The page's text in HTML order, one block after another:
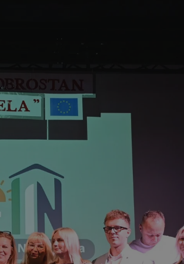
Ten plik cookie przechowuje identyfikator sesji.
Ten plik cookie jest używany do celów
zabezpieczone, jak poruszać się przez witrynę
internetową lub interakcji z jej usług.
Ten plik cookie służy do rozróżniania ludzi i botów.
Jest to korzystne dla strony internetowej, ponieważ
umożliwia tworzenie ważnych raportów na temat
korzystania z jej witryny internetowej.
Ten plik cookie jest używany do przechowywania
zgody użytkownika i wyboru prywatności dla ich
interakcji z witryną. Rejestruje dane dotyczące
zgody odwiedzającego na różne polityki i
ustawienia prywatności, zapewniając, że ich
preferencje zostaną uhonorowane w przyszłych
sesjach.
Ten plik cookie jest używany przez usługę Cookie-